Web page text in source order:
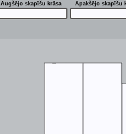
Augšējo skapīšu krāsa Apakšējo skapīšu